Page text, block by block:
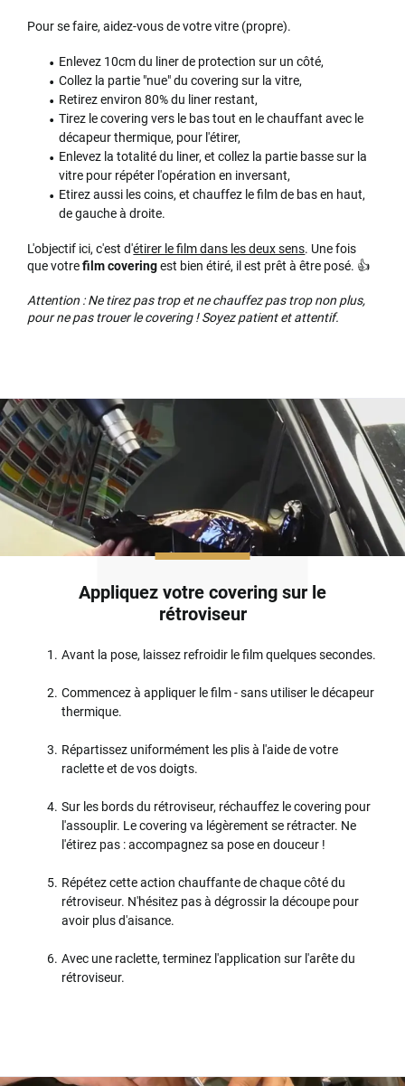
Pour se faire, aidez-vous de votre vitre (propre).
Enlevez 10cm du liner de protection sur un côté,
Collez la partie "nue" du covering sur la vitre,
Retirez environ 80% du liner restant,
Tirez le covering vers le bas tout en le chauffant avec le
décapeur thermique, pour l'étirer,
Enlevez la totalité du liner, et collez la partie basse sur la
vitre pour répéter l'opération en inversant,
Etirez aussi les coins, et chauffez le film de bas en haut,
de gauche à droite.
L'objectif ici, c'est d'étirer le film dans les deux sens. Une fois
que votrefilm coveringest bien étiré, il est prêt à être posé. 👍
Attention : Ne tirez pas trop et ne chauffez pas trop non plus,
pour ne pas trouer le covering ! Soyez patient et attentif.
Appliquez votre covering sur le
rétroviseur
Avant la pose, laissez refroidir le film quelques secondes.
Commencez à appliquer le film - sans utiliser le décapeur
thermique.
Répartissez uniformément les plis à l'aide de votre
raclette et de vos doigts.
Sur les bords du rétroviseur, réchauffez le covering pour
l'assouplir. Le covering va légèrement se rétracter. Ne
l'étirez pas : accompagnez sa pose en douceur !
Répétez cette action chauffante de chaque côté du
rétroviseur. N'hésitez pas à dégrossir la découpe pour
avoir plus d'aisance.
Avec une raclette, terminez l'application sur l'arête du
rétroviseur.